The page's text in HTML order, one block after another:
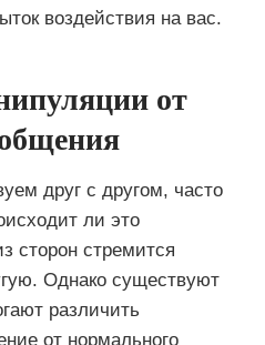
воздействия на вас.
от
общения
друг с другом, часто
ли это
сторон стремится
Однако существуют
различить
от нормального